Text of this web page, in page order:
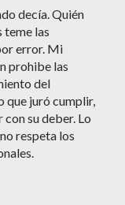
decía. Quién
teme las
error. Mi
prohibe las
del
que juró cumplir,
con su deber. Lo
respeta los